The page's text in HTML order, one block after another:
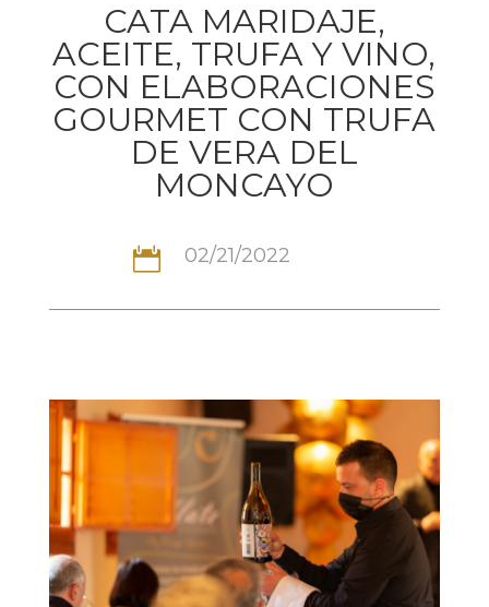
CATA MARIDAJE,
ACEITE, TRUFA Y VINO,
CON ELABORACIONES
GOURMET CON TRUFA
DE VERA DEL
MONCAYO
 02/21/2022